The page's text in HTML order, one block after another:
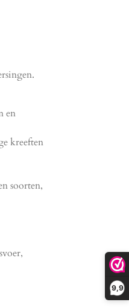
9,9
en
kreeften
soorten,